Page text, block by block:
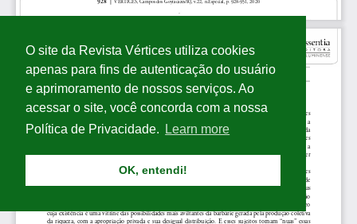
O site da Revista Vértices utiliza cookies
apenas para fins de autenticação do usuário
e aprimoramento de nossos serviços. Ao
acessar o site, você concorda com a nossa
Política de Privacidade.
Learn more
OK, entendi!